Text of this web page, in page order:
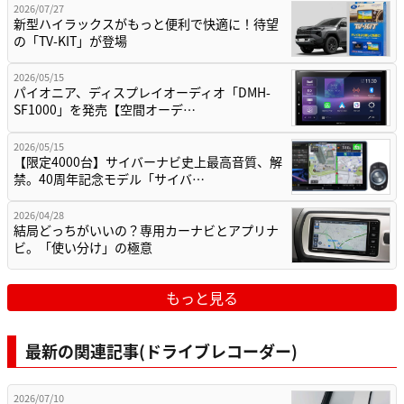
2026/07/27
新型ハイラックスがもっと便利で快適に！待望
の「TV-KIT」が登場
2026/05/15
パイオニア、ディスプレイオーディオ「DMH-
SF1000」を発売【空間オーデ…
2026/05/15
【限定4000台】サイバーナビ史上最高音質、解
禁。40周年記念モデル「サイバ…
2026/04/28
結局どっちがいいの？専用カーナビとアプリナ
ビ。「使い分け」の極意
もっと見る
最新の関連記事(ドライブレコーダー)
2026/07/10